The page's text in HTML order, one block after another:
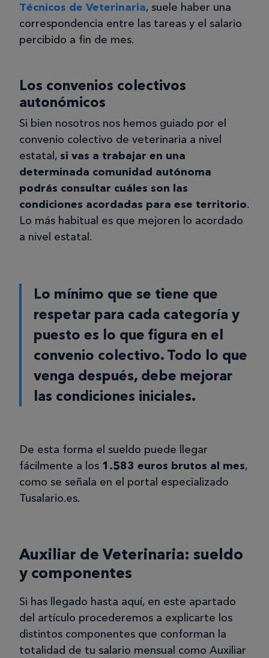
Técnicos de Veterinaria, suele haber una
correspondencia entre las tareas y el salario
percibido a fin de mes.
Los convenios colectivos
autonómicos
Si bien nosotros nos hemos guiado por el
convenio colectivo de veterinaria a nivel
estatal, si vas a trabajar en una
determinada comunidad autónoma
podrás consultar cuáles son las
condiciones acordadas para ese territorio.
Lo más habitual es que mejoren lo acordado
a nivel estatal.
Lo mínimo que se tiene que
respetar para cada categoría y
puesto es lo que figura en el
convenio colectivo. Todo lo que
venga después, debe mejorar
las condiciones iniciales.
De esta forma el sueldo puede llegar
fácilmente a los 1.583 euros brutos al mes,
como se señala en el portal especializado
Tusalario.es.
Auxiliar de Veterinaria: sueldo
y componentes
Si has llegado hasta aquí, en este apartado
del artículo procederemos a explicarte los
distintos componentes que conforman la
totalidad de tu salario mensual como Auxiliar